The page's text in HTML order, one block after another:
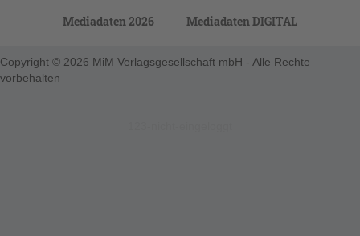
Mediadaten 2026 Mediadaten DIGITAL
Copyright © 2026 MiM Verlagsgesellschaft mbH - Alle Rechte
vorbehalten